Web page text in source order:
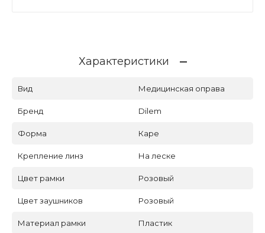
Характеристики
Вид Медицинская оправа
Бренд Dilem
Форма Каре
Крепление линз На леске
Цвет рамки Розовый
Цвет заушников Розовый
Материал рамки Пластик